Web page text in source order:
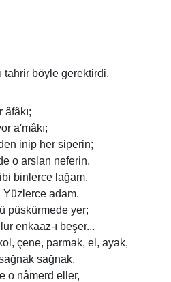
tahrir böyle gerektirdi.
âfâkı;
a'mâkı;
inip her siperin;
o arslan neferin.
binlerce lağam,
Yüzlerce adam.
püskürmede yer;
enkaaz-ı beşer...
çene, parmak, el, ayak,
sağnak.
o nâmerd eller,